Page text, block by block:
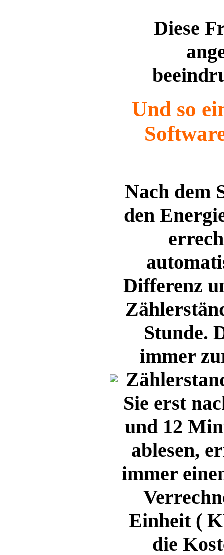
Diese
Und so
Nach dem
den
Differenz
Stunde.
immer
Sie erst
und 12
ablesen,
immer
Einheit (
die